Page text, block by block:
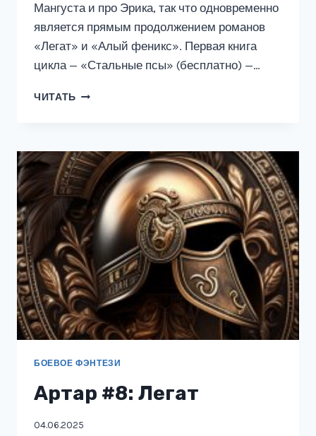
Мангуста и про Эрика, так что одновременно
является прямым продолжением романов
«Легат» и «Алый феникс». Первая книга
цикла — «Стальные псы» (бесплатно) —…
ЧИТАТЬ АРТАР
БОЕВОЕ ФЭНТЕЗИ
Артар #8: Легат
04.06.2025